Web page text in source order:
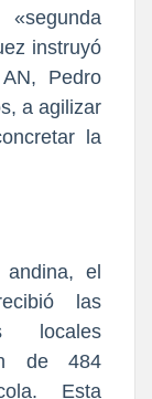
instruyó
Pedro
a agilizar
la
el
las
locales
de 484
Esta